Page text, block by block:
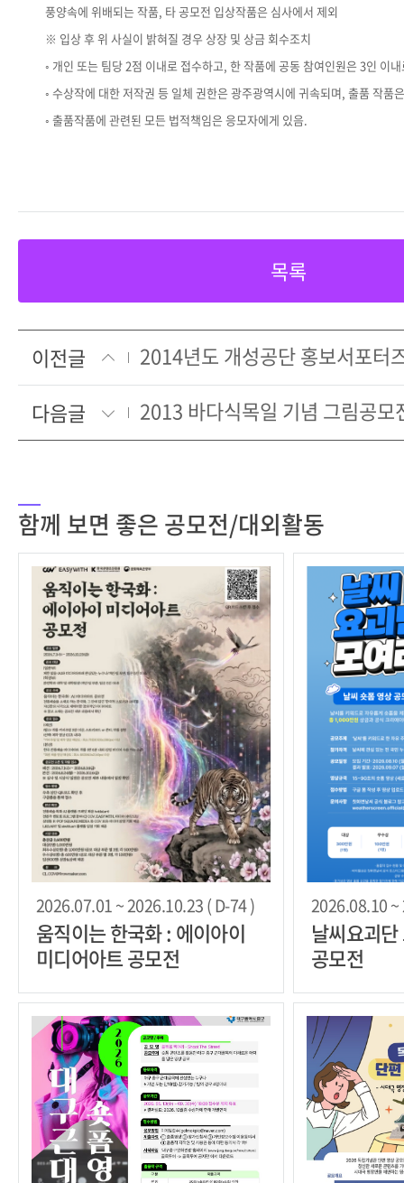
풍양속에 위배되는 작품, 타 공모전 입상작품은 심사에서 제외
※ 입상 후 위 사실이 밝혀질 경우 상장 및 상금 회수조치
◦ 개인 또는 팀당 2점 이내로 접수하고, 한 작품에 공동 참여인원은 3인 이
◦ 수상작에 대한 저작권 등 일체 권한은 광주광역시에 귀속되며, 출품 작품
◦ 출품작품에 관련된 모든 법적책임은 응모자에게 있음.
목록
이전글
2014년도 개성공단 홍보서포터
다음글
2013 바다식목일 기념 그림공모
함께 보면 좋은 공모전/대외활동
2026.07.01 ~ 2026.10.23 ( D-74 )
움직이는 한국화 : 에이아이
미디어아트 공모전
2026.08.10 ~
날씨요괴
공모전